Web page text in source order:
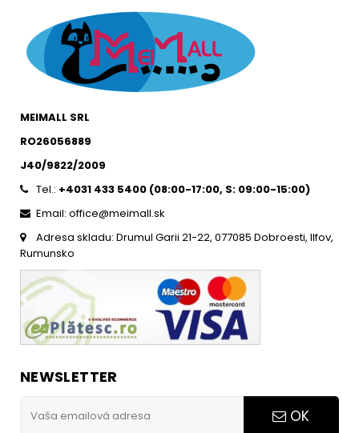
MEIMALL SRL
RO26056889
J40/9822/2009
Tel.: +4031 433 5400 (08:00-17:00, S: 09:00-15:00)
Email: office@meimall.sk
Adresa skladu: Drumul Garii 21-22, 077085 Dobroesti, Ilfov,
Rumunsko
NEWSLETTER
OK